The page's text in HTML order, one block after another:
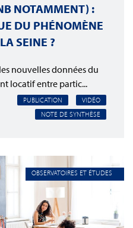
NOTAMMENT) :
DU PHÉNOMÈNE
SEINE ?
nouvelles données du
locatif entre partic...
PUBLICATION
VIDÉO
NOTE DE SYNTHÈSE
OBSERVATOIRES ET ÉTUDES